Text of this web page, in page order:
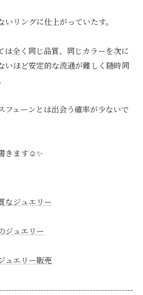
リングに仕上がっていたす。
は全く同じ品質、同じカラーを次に
いほど安定的な流通が難しく随時同
フェーンとは出会う確率が少ないで
きます☺️✨
なジュエリー
ジュエリー
ュエリー販売